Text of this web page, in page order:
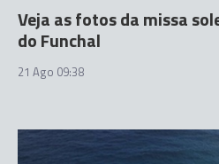
Veja as fotos da missa
do Funchal
21 Ago 09:38